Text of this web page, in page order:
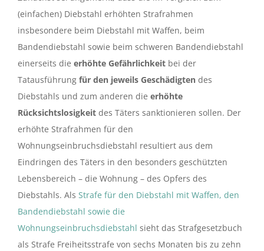
(einfachen) Diebstahl erhöhten Strafrahmen
insbesondere beim Diebstahl mit Waffen, beim
Bandendiebstahl sowie beim schweren Bandendiebstahl
einerseits die erhöhte Gefährlichkeit bei der
Tatausführung für den jeweils Geschädigten des
Diebstahls und zum anderen die erhöhte
Rücksichtslosigkeit des Täters sanktionieren sollen. Der
erhöhte Strafrahmen für den
Wohnungseinbruchsdiebstahl resultiert aus dem
Eindringen des Täters in den besonders geschützten
Lebensbereich – die Wohnung – des Opfers des
Diebstahls. Als Strafe für den Diebstahl mit Waffen, den
Bandendiebstahl sowie die
Wohnungseinbruchsdiebstahl sieht das Strafgesetzbuch
als Strafe Freiheitsstrafe von sechs Monaten bis zu zehn